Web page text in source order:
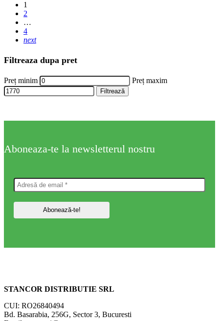
1
2
…
4
next
Filtreaza dupa pret
Preț minim Preț maxim
Filtrează
Aboneaza-te la newsletterul nostru
STANCOR DISTRIBUTIE SRL
CUI: RO26840494
Bd. Basarabia, 256G, Sector 3, Bucuresti